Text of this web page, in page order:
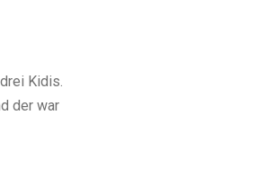
Kidis.
der war